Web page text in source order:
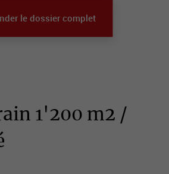
1'200 m2 /
le dossier complet